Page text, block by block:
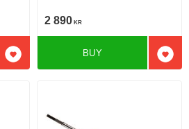
Add to favorites
2 890 KR
Add
BUY